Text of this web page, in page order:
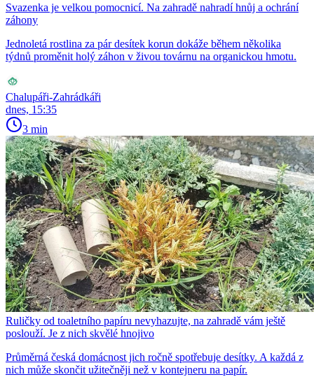
Svazenka je velkou pomocnicí. Na zahradě nahradí hnůj a ochrání
záhony
Jednoletá rostlina za pár desítek korun dokáže během několika
týdnů proměnit holý záhon v živou továrnu na organickou hmotu.
Chalupáři-Zahrádkáři
dnes, 15:35
3 min
Ruličky od toaletního papíru nevyhazujte, na zahradě vám ještě
poslouží. Je z nich skvělé hnojivo
Průměrná česká domácnost jich ročně spotřebuje desítky. A každá z
nich může skončit užitečněji než v kontejneru na papír.